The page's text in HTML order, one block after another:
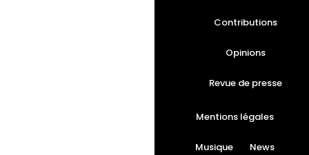
Contributions
Opinions
Revue de presse
Mentions légales
Musique News